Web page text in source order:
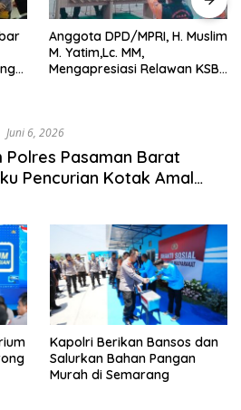
Anggota DPD/MPRI, H. Muslim
M. Yatim,Lc. MM,
Mengapresiasi Relawan KSB
Juni 6, 2026
Polres Pasaman Barat
Pencurian Kotak Amal
Kapolri Berikan Bansos dan
Salurkan Bahan Pangan
Murah di Semarang